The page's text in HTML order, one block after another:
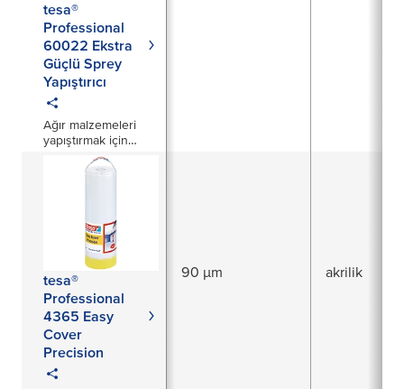
tesa®
Professional
60022 Ekstra
Güçlü Sprey
Yapıştırıcı
Ağır malzemeleri
yapıştırmak için
ekstra güçlü sprey
yapıştırıcı
tesa®
Professional
4365 Easy
Cover
Precision
90 µm akrilik